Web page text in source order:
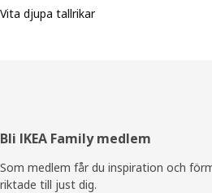
Vita djupa tallrikar
Sidfot
Bli IKEA Family medlem
Som medlem får du inspiration och
riktade till just dig.